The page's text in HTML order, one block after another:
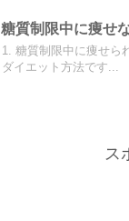
糖質制限中に痩せ
1. 糖質制限中に痩せら
ダイエット方法です...
ス